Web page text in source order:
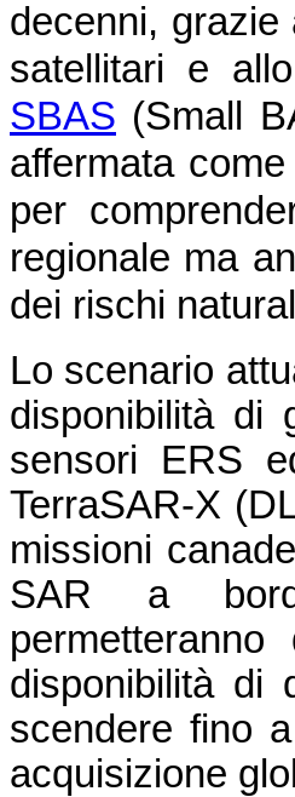
decenni,
satellitari e
SBAS (Small
affermata
per
regionale ma
dei rischi
Lo scenario
disponibilità di
sensori ERS
TerraSAR-X
missioni
SAR a
disponibilità di
scendere fino
acquisizione